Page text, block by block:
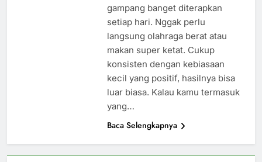
gampang banget diterapkan
setiap hari. Nggak perlu
langsung olahraga berat atau
makan super ketat. Cukup
konsisten dengan kebiasaan
kecil yang positif, hasilnya bisa
luar biasa. Kalau kamu termasuk
yang…
Baca Selengkapnya